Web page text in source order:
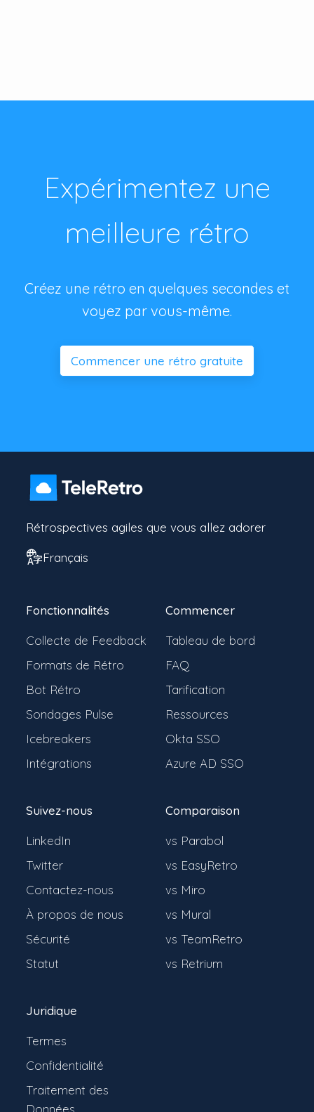
Expérimentez une
meilleure rétro
Créez une rétro en quelques secondes et
voyez par vous-même.
Commencer une rétro gratuite
Rétrospectives agiles que vous allez adorer
Français
Fonctionnalités
Collecte de Feedback
Formats de Rétro
Bot Rétro
Sondages Pulse
Icebreakers
Intégrations
Commencer
Tableau de bord
FAQ
Tarification
Ressources
Okta SSO
Azure AD SSO
Suivez-nous
LinkedIn
Twitter
Contactez-nous
À propos de nous
Sécurité
Statut
Comparaison
vs Parabol
vs EasyRetro
vs Miro
vs Mural
vs TeamRetro
vs Retrium
Juridique
Termes
Confidentialité
Traitement des
Données